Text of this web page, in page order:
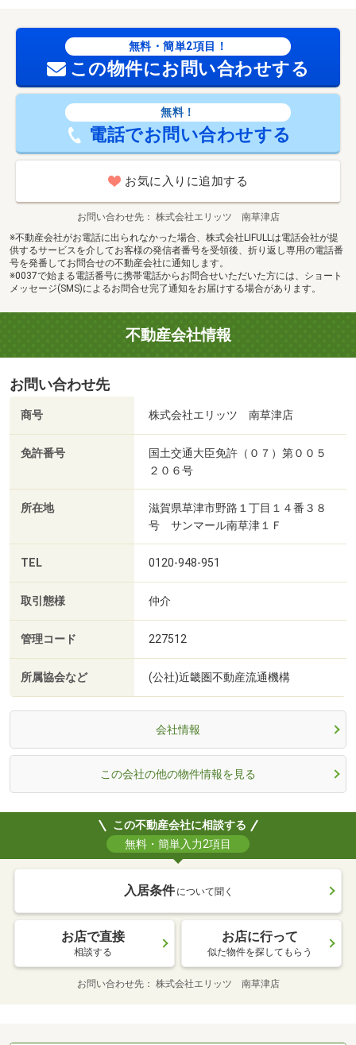
無料・簡単2項目！
この物件にお問い合わせする
無料！
電話でお問い合わせする
お気に入りに追加する
お問い合わせ先
株式会社エリッツ 南草津店
※不動産会社がお電話に出られなかった場合、株式会社LIFULLは電話会社が提
供するサービスを介してお客様の発信者番号を受領後、折り返し専用の電話番
号を発番してお問合せの不動産会社に通知します。
※0037で始まる電話番号に携帯電話からお問合せいただいた方には、ショート
メッセージ(SMS)によるお問合せ完了通知をお届けする場合があります。
不動産会社情報
お問い合わせ先
商号 株式会社エリッツ 南草津店
免許番号
国土交通大臣免許（０７）第００５
２０６号
所在地
滋賀県草津市野路１丁目１４番３８
号 サンマール南草津１Ｆ
TEL 0120-948-951
取引態様 仲介
管理コード 227512
所属協会など (公社)近畿圏不動産流通機構
会社情報
この会社の他の物件情報を見る
この不動産会社に相談する
無料・簡単入力2項目
入居条件 について聞く
お店で直接
相談する
お店に行って
似た物件を探してもらう
お問い合わせ先 株式会社エリッツ 南草津店